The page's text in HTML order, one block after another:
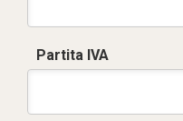
Partita IVA